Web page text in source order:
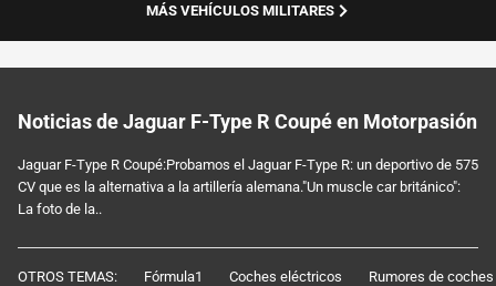
MÁS VEHÍCULOS MILITARES
Noticias de Jaguar F-Type R Coupé en Motorpasión
Jaguar F-Type R Coupé:Probamos el Jaguar F-Type R: un deportivo de 575
CV que es la alternativa a la artillería alemana."Un muscle car británico":
La foto de la..
OTROS TEMAS: Fórmula1 Coches eléctricos Rumores de coches